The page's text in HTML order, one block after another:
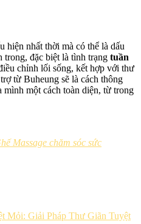
hiện nhất thời mà có thể là dấu
trong, đặc biệt là tình trạng tuần
chỉnh lối sống, kết hợp với thư
từ Buheung sẽ là cách thông
mình một cách toàn diện, từ trong
Massage chăm sóc sức
Mỏi: Giải Pháp Thư Giãn Tuyệt